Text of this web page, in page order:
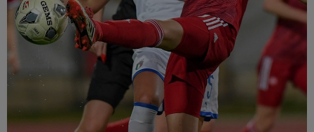
Labdarúgás
Szakosztályok
Meccscenter